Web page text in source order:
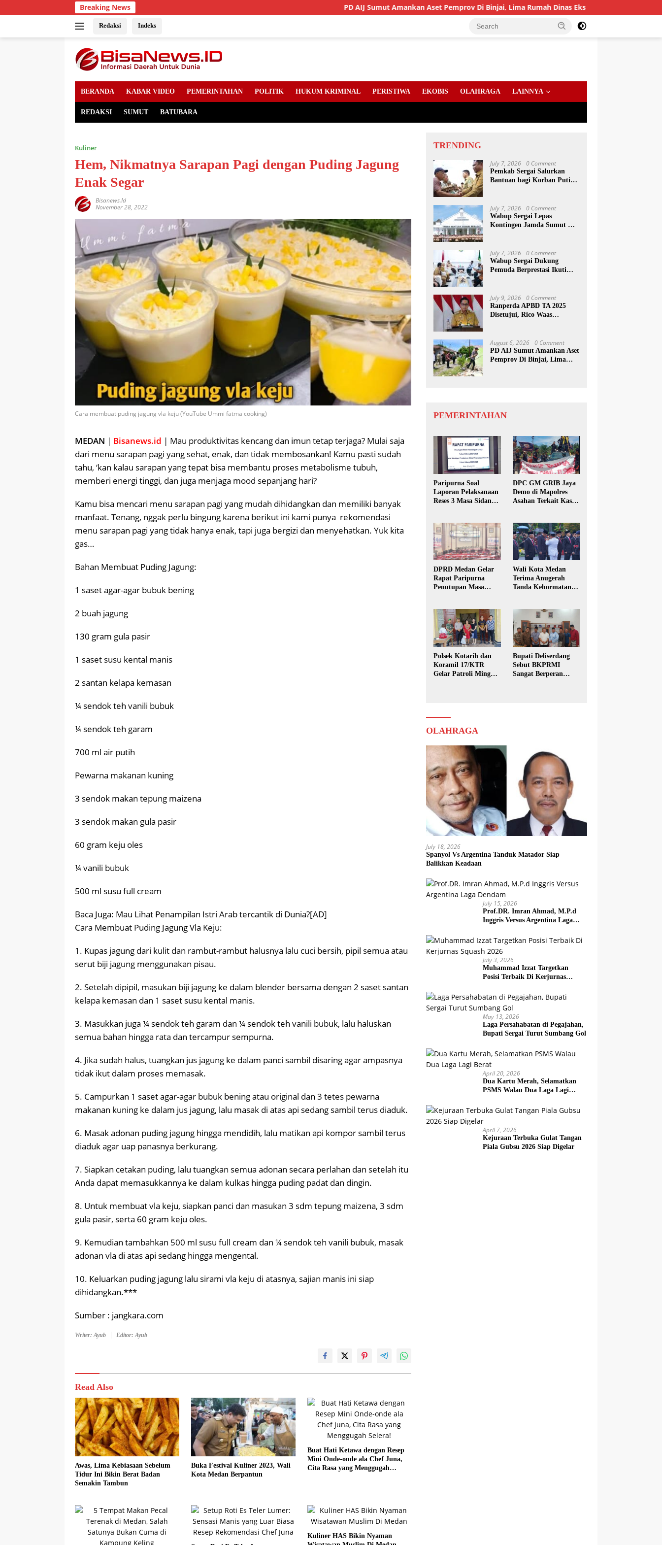
to
Breaking News PD AIJ Sumut Amankan Aset Pemprov Di Binjai, Lima Rumah Dinas Eks Bioskop Ria Dibongkar
Redaksi Indeks
BERANDA KABAR VIDEO PEMERINTAHAN POLITIK HUKUM KRIMINAL PERISTIWA EKOBIS OLAHRAGA LAINNYA
REDAKSI SUMUT BATUBARA
Kuliner
Hem, Nikmatnya Sarapan Pagi dengan Puding Jagung
Enak Segar
Bisanews.id
November 28, 2022
Cara membuat puding jagung vla keju (YouTube Ummi fatma cooking)
MEDAN | Bisanews.id | Mau produktivitas kencang dan imun tetap terjaga? Mulai saja
dari menu sarapan pagi yang sehat, enak, dan tidak membosankan! Kamu pasti sudah
tahu, ‘kan kalau sarapan yang tepat bisa membantu proses metabolisme tubuh,
memberi energi tinggi, dan juga menjaga mood sepanjang hari?
Kamu bisa mencari menu sarapan pagi yang mudah dihidangkan dan memiliki banyak
manfaat. Tenang, nggak perlu bingung karena berikut ini kami punya rekomendasi
menu sarapan pagi yang tidak hanya enak, tapi juga bergizi dan menyehatkan. Yuk kita
gas…
Bahan Membuat Puding Jagung:
1 saset agar-agar bubuk bening
2 buah jagung
130 gram gula pasir
1 saset susu kental manis
2 santan kelapa kemasan
¼ sendok teh vanili bubuk
¼ sendok teh garam
700 ml air putih
Pewarna makanan kuning
3 sendok makan tepung maizena
3 sendok makan gula pasir
60 gram keju oles
¼ vanili bubuk
500 ml susu full cream
Baca Juga: Mau Lihat Penampilan Istri Arab tercantik di Dunia?[AD]
Cara Membuat Puding Jagung Vla Keju:
1. Kupas jagung dari kulit dan rambut-rambut halusnya lalu cuci bersih, pipil semua atau
serut biji jagung menggunakan pisau.
2. Setelah dipipil, masukan biji jagung ke dalam blender bersama dengan 2 saset santan
kelapa kemasan dan 1 saset susu kental manis.
3. Masukkan juga ¼ sendok teh garam dan ¼ sendok teh vanili bubuk, lalu haluskan
semua bahan hingga rata dan tercampur sempurna.
4. Jika sudah halus, tuangkan jus jagung ke dalam panci sambil disaring agar ampasnya
tidak ikut dalam proses memasak.
5. Campurkan 1 saset agar-agar bubuk bening atau original dan 3 tetes pewarna
makanan kuning ke dalam jus jagung, lalu masak di atas api sedang sambil terus diaduk.
6. Masak adonan puding jagung hingga mendidih, lalu matikan api kompor sambil terus
diaduk agar uap panasnya berkurang.
7. Siapkan cetakan puding, lalu tuangkan semua adonan secara perlahan dan setelah itu
Anda dapat memasukkannya ke dalam kulkas hingga puding padat dan dingin.
8. Untuk membuat vla keju, siapkan panci dan masukan 3 sdm tepung maizena, 3 sdm
gula pasir, serta 60 gram keju oles.
9. Kemudian tambahkan 500 ml susu full cream dan ¼ sendok teh vanili bubuk, masak
adonan vla di atas api sedang hingga mengental.
10. Keluarkan puding jagung lalu sirami vla keju di atasnya, sajian manis ini siap
dihidangkan.***
Sumber : jangkara.com
Writer: Ayub Editor: Ayub
Read Also
Awas, Lima Kebiasaan Sebelum
Tidur Ini Bikin Berat Badan
Semakin Tambun
Buka Festival Kuliner 2023, Wali
Kota Medan Berpantun
Buat Hati Ketawa dengan Resep
Mini Onde-onde ala Chef Juna,
Cita Rasa yang Menggugah
Kuliner HAS Bikin Nyaman
TRENDING
July 7, 2026 0 Comment
Pemkab Sergai Salurkan
Bantuan bagi Korban Puting
July 7, 2026 0 Comment
Wabup Sergai Lepas
Kontingen Jamda Sumut XI,
July 7, 2026 0 Comment
Wabup Sergai Dukung
Pemuda Berprestasi Ikuti
July 9, 2026 0 Comment
Ranperda APBD TA 2025
Disetujui, Rico Waas
August 6, 2026 0 Comment
PD AIJ Sumut Amankan Aset
Pemprov Di Binjai, Lima
PEMERINTAHAN
Paripurna Soal
Laporan Pelaksanaan
Reses 3 Masa Sidang
DPC GM GRIB Jaya
Demo di Mapolres
Asahan Terkait Kasus
DPRD Medan Gelar
Rapat Paripurna
Penutupan Masa
Wali Kota Medan
Terima Anugerah
Tanda Kehormatan
Polsek Kotarih dan
Koramil 17/KTR
Gelar Patroli Minggu
Bupati Deliserdang
Sebut BKPRMI
Sangat Berperan
OLAHRAGA
July 18, 2026
Spanyol Vs Argentina Tanduk Matador Siap
Balikkan Keadaan
July 15, 2026
Prof.DR. Imran Ahmad, M.P.d
Inggris Versus Argentina Laga
July 3, 2026
Muhammad Izzat Targetkan
Posisi Terbaik Di Kerjurnas
May 13, 2026
Laga Persahabatan di Pegajahan,
Bupati Sergai Turut Sumbang Gol
April 20, 2026
Dua Kartu Merah, Selamatkan
PSMS Walau Dua Laga Lagi
April 7, 2026
Kejuraan Terbuka Gulat Tangan
Piala Gubsu 2026 Siap Digelar